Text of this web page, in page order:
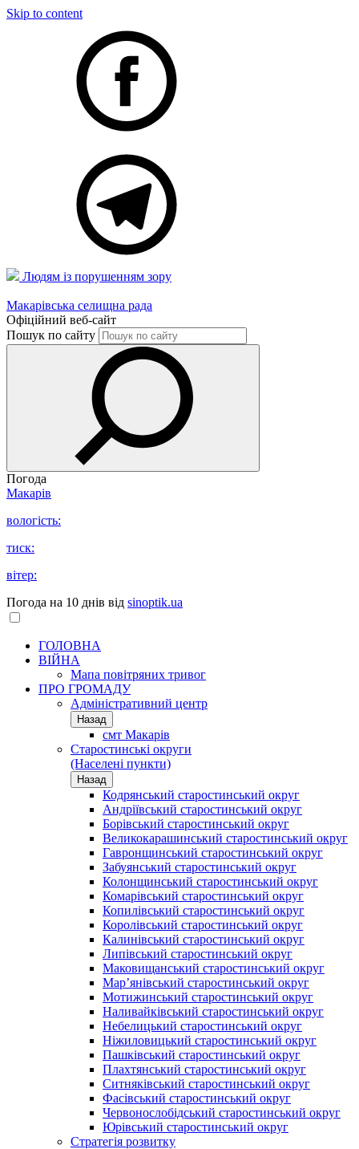
Skip to content
Людям із порушенням зору
Макарівська селищна рада
Офіційний веб-сайт
Пошук по сайту
Погода
Макарів
вологість:
тиск:
вітер:
Погода на 10 днів від sinoptik.ua
ГОЛОВНА
ВІЙНА
Мапа повітряних тривог
ПРО ГРОМАДУ
Aдміністративний центр
Назад
смт Макарів
Старостинські округи
(Населені пункти)
Назад
Кодрянський старостинський округ
Андріївський старостинський округ
Борівський старостинський округ
Великокарашинський старостинський округ
Гавронщинський старостинський округ
Забуянський старостинський округ
Колонщинський старостинський округ
Комарівський старостинський округ
Копилівський старостинський округ
Королівський старостинський округ
Калинівський старостинський округ
Липівський старостинський округ
Маковищанський старостинський округ
Мар’янівський старостинський округ
Мотижинський старостинський округ
Наливайківський старостинський округ
Небелицький старостинський округ
Ніжиловицький старостинський округ
Пашківський старостинський округ
Плахтянський старостинський округ
Ситняківський старостинський округ
Фасівський старостинський округ
Червонослобідський старостинський округ
Юрівський старостинський округ
Стратегія розвитку